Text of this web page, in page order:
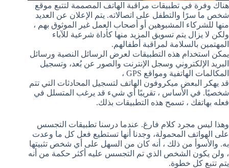
هناك وفرة في تطبيقات مراقبة الهاتف المصممة لتتبع موقع
شخص ما سرًا والتطفل على اتصالاته. يتم الإعلان عن العديد
منها للشركاء المشبوهين أو أصحاب العمل غير الموثوق بهم ،
ولكن لا يزال يتم تسويق المزيد منها كأداة شرعية للآباء
المهتمين بالسلامة لمراقبة أطفالهم.
يمكن استخدام هذه التطبيقات لعرض الرسائل النصية ورسائل
البريد الإلكتروني وسجل الإنترنت والصور عن بُعد، وتسجيل
المكالمات الهاتفية ومواقع GPS ،
قد يهكر البعض ميكروفون الهاتف لتسجيل المحادثات التي تتم
شخصيًا. في الأساس ، تقريبًا أي شيء قد يرغب المتسلل في
فعله بهاتفك ، تسمح هذه التطبيقات بذلك.
وهذا ليس مجرد كلام فارغ. عندما درسنا تطبيقات التجسس
على الهواتف المحمولة، وجدنا أنها تستطيع فعل كل ما وعدت
به. والأسوأ من ذلك ، أنه كان من السهل على أي شخص تثبيتها
، ولن يكون الشخص الذي تم التجسس عليه أكثر حكمة من أنه
يتم تتبع كل خطوة.